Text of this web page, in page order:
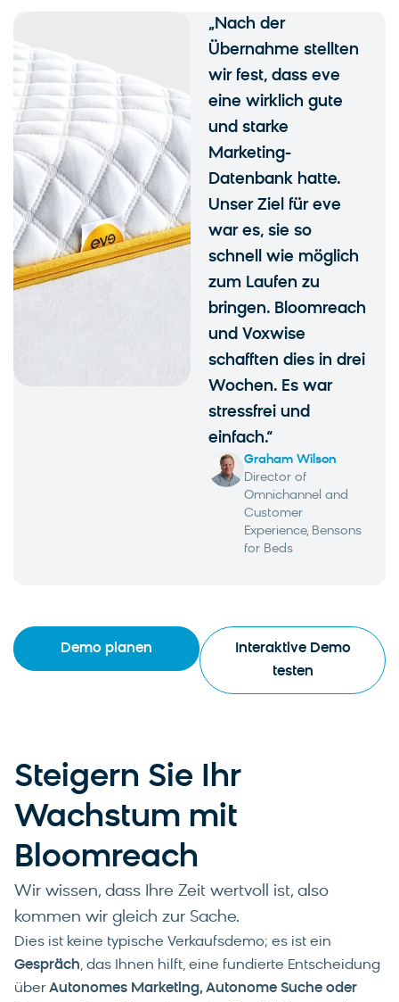
„Nach der
Übernahme stellten
wir fest, dass eve
eine wirklich gute
und starke
Marketing-
Datenbank hatte.
Unser Ziel für eve
war es, sie so
schnell wie möglich
zum Laufen zu
bringen. Bloomreach
und Voxwise
schafften dies in drei
Wochen. Es war
stressfrei und
einfach.“
Graham Wilson
Director of
Omnichannel and
Customer
Experience, Bensons
for Beds
Demo planen
Interaktive Demo
testen
Steigern Sie Ihr
Wachstum mit
Bloomreach
Wir wissen, dass Ihre Zeit wertvoll ist, also
kommen wir gleich zur Sache.
Dies ist keine typische Verkaufsdemo; es ist ein
Gespräch, das Ihnen hilft, eine fundierte Entscheidung
überAutonomes Marketing, Autonome Suche oder